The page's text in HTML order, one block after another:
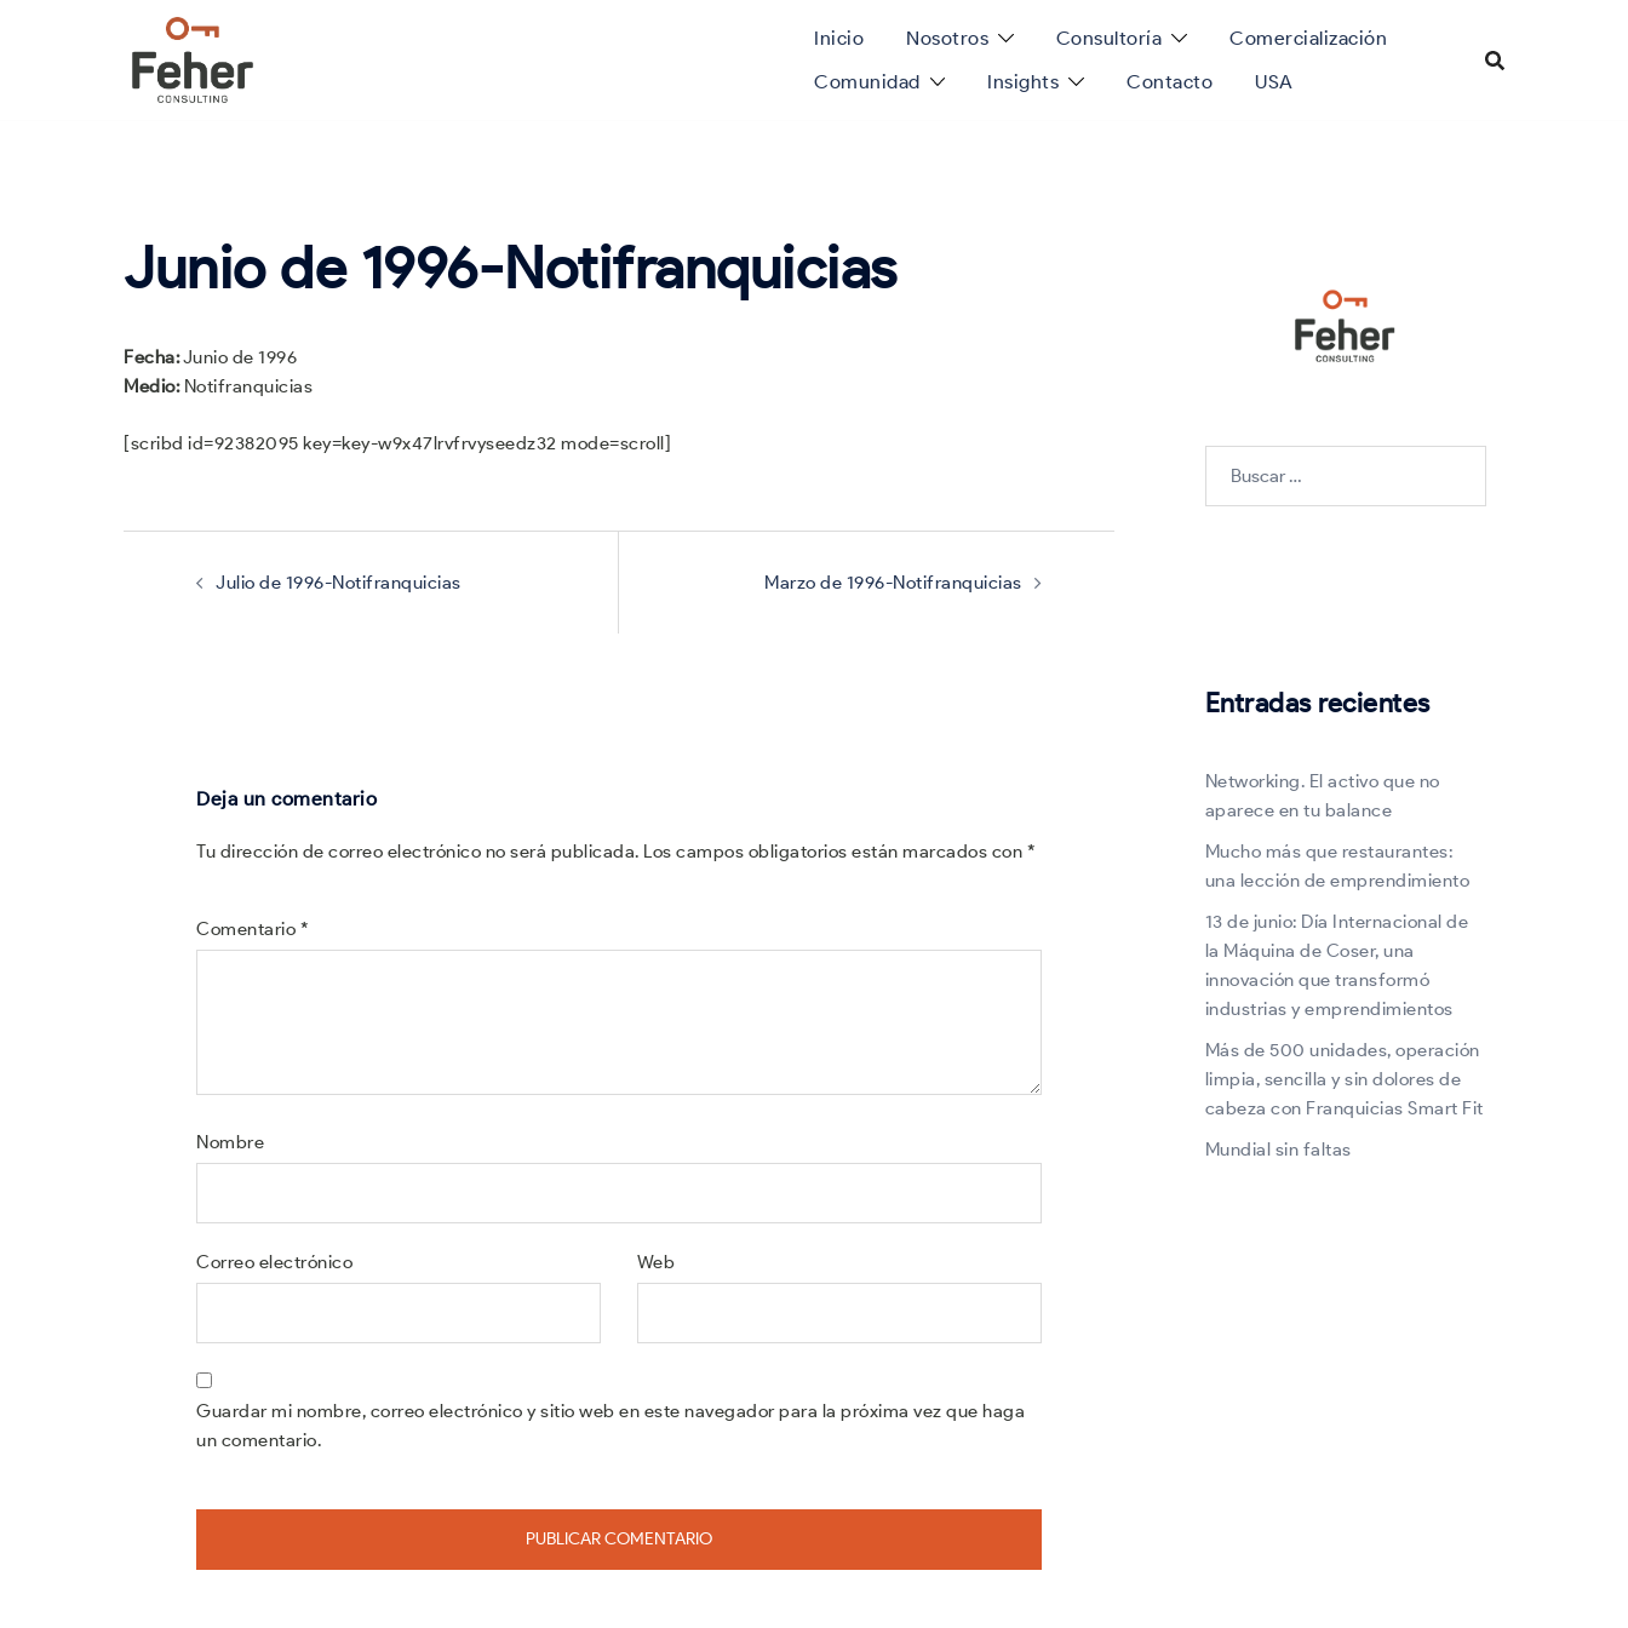
Inicio Nosotros Consultoría
Comercialización
Comunidad
Insights Contacto USA
Junio de 1996-Notifranquicias
Fecha:Junio de 1996
Medio:Notifranquicias
[scribd id=92382095 key=key-w9x47lrvfrvyseedz32 mode=scroll]
Navegación
entradasJulio de 1996-Notifranquicias Marzo de 1996-Notifranquicias
Deja un comentario
Tu dirección de correo electrónico no será publicada. Los campos obligatorios están marcados con *
Comentario *
Nombre
Correo electrónico Web
Guardar mi nombre, correo electrónico y sitio web en este navegador para la próxima vez que haga
un comentario.
Entradas recientes
Networking. El activo que no
aparece en tu balance
Mucho más que restaurantes:
una lección de emprendimiento
13 de junio: Día Internacional de
la Máquina de Coser, una
innovación que transformó
industrias y emprendimientos
Más de 500 unidades, operación
limpia, sencilla y sin dolores de
cabeza con Franquicias Smart Fit
Mundial sin faltas